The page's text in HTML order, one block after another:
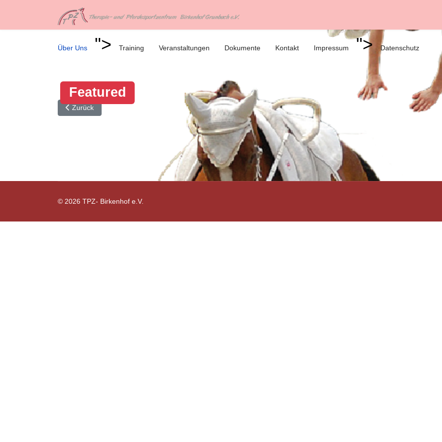
Über Uns "> Training Veranstaltungen Dokumente Kontakt Impressum "> Datenschutz
Featured
Vorheriger Beitrag: Training
Zurück
© 2026 TPZ- Birkenhof e.V.